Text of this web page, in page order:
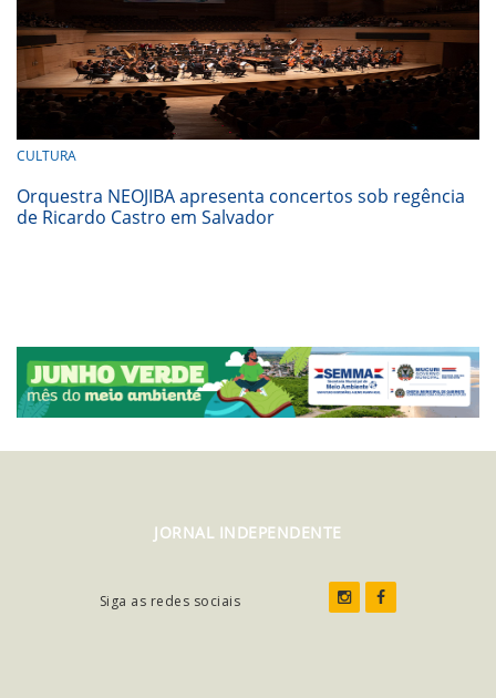
CULTURA
Orquestra NEOJIBA apresenta concertos sob regência
de Ricardo Castro em Salvador
JORNAL INDEPENDENTE
Siga as redes sociais